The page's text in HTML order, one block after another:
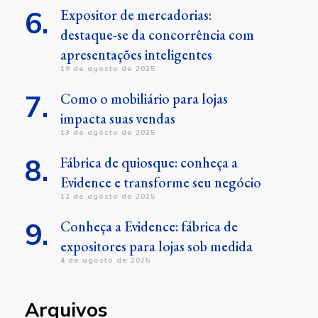
Expositor de mercadorias:
destaque-se da concorrência com
apresentações inteligentes
19 de agosto de 2025
Como o mobiliário para lojas
impacta suas vendas
13 de agosto de 2025
Fábrica de quiosque: conheça a
Evidence e transforme seu negócio
12 de agosto de 2025
Conheça a Evidence: fábrica de
expositores para lojas sob medida
4 de agosto de 2025
Arquivos